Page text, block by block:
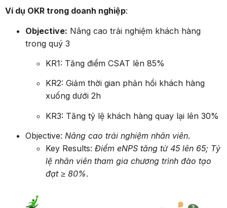
Ví dụ OKR trong doanh nghiệp:
Objective: Nâng cao trải nghiệm khách hàng
trong quý 3
KR1: Tăng điểm CSAT lên 85%
KR2: Giảm thời gian phản hồi khách hàng
xuống dưới 2h
KR3: Tăng tỷ lệ khách hàng quay lại lên 30%
Objective: Nâng cao trải nghiệm nhân viên.
Key Results: Điểm eNPS tăng từ 45 lên 65; Tỷ
lệ nhân viên tham gia chương trình đào tạo
đạt ≥ 80%.